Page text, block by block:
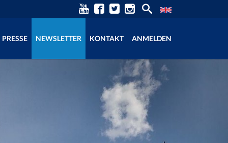
PRESSE NEWSLETTER KONTAKT ANMELDEN